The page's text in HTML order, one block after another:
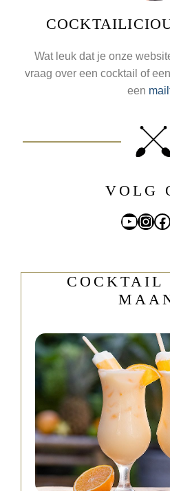
Wat leuk dat je onze
vraag over een cocktail of
een
VOLG
COCKTAIL